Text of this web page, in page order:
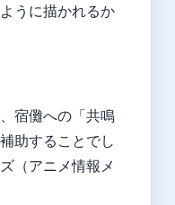
うに描かれるか
宿儺への「共鳴
助することでし
（アニメ情報メ